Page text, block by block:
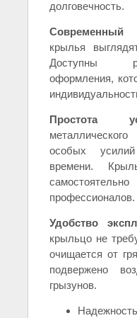
долговечность.
Современный
крылья
Доступны
оформления,
Простота
особых
времени.
профессионалов.
Удобство
крыльцо не
очищается от
подвержено
грызунов.
Надежность